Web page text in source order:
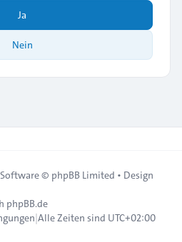
Ja
Nein
© phpBB Limited • Design
phpBB.de
|Alle Zeiten sind UTC+02:00